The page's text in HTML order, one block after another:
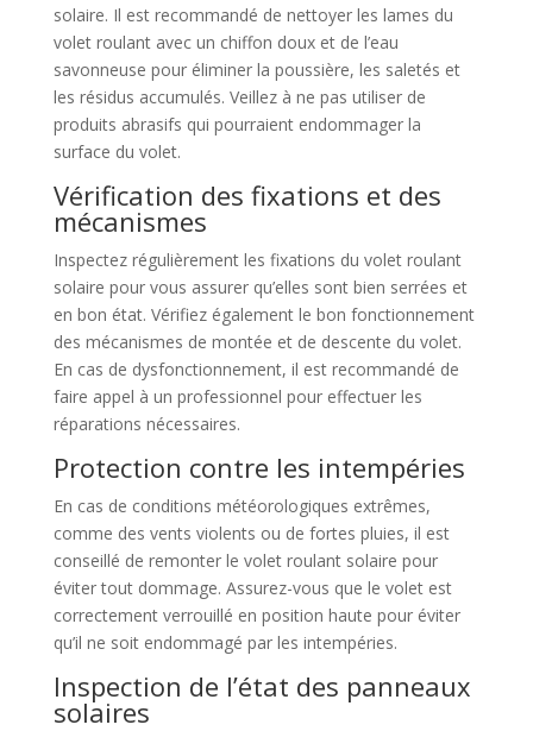
solaire. Il est recommandé de nettoyer les lames du
volet roulant avec un chiffon doux et de l’eau
savonneuse pour éliminer la poussière, les saletés et
les résidus accumulés. Veillez à ne pas utiliser de
produits abrasifs qui pourraient endommager la
surface du volet.
Vérification des fixations et des
mécanismes
Inspectez régulièrement les fixations du volet roulant
solaire pour vous assurer qu’elles sont bien serrées et
en bon état. Vérifiez également le bon fonctionnement
des mécanismes de montée et de descente du volet.
En cas de dysfonctionnement, il est recommandé de
faire appel à un professionnel pour effectuer les
réparations nécessaires.
Protection contre les intempéries
En cas de conditions météorologiques extrêmes,
comme des vents violents ou de fortes pluies, il est
conseillé de remonter le volet roulant solaire pour
éviter tout dommage. Assurez-vous que le volet est
correctement verrouillé en position haute pour éviter
qu’il ne soit endommagé par les intempéries.
Inspection de l’état des panneaux
solaires